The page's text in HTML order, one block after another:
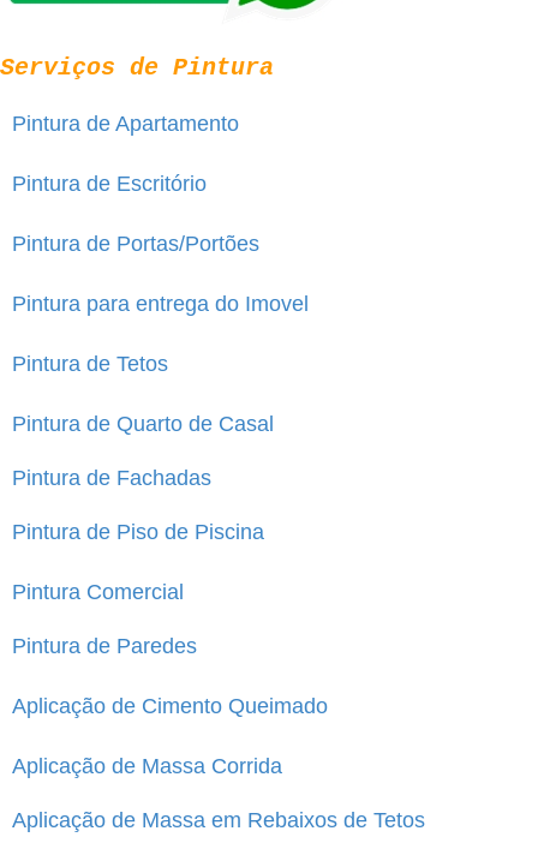
Serviços de Pintura
Pintura de Apartamento
Pintura de Escritório
Pintura de Portas/Portões
Pintura para entrega do Imovel
Pintura de Tetos
Pintura de Quarto de Casal
Pintura de Fachadas
Pintura de Piso de Piscina
Pintura Comercial
Pintura de Paredes
Aplicação de Cimento Queimado
Aplicação de Massa Corrida
Aplicação de Massa em Rebaixos de Tetos